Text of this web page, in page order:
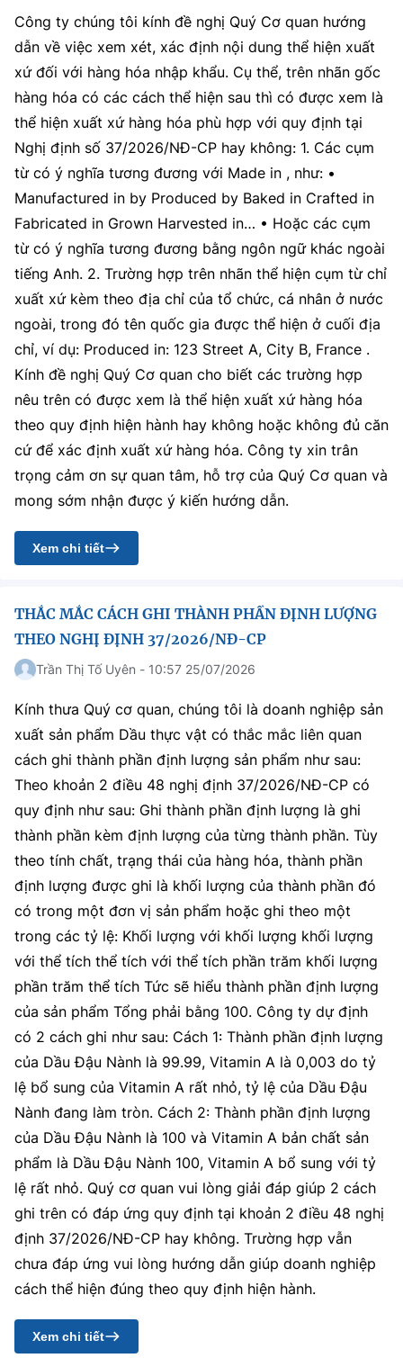
Công ty chúng tôi kính đề nghị Quý Cơ quan hướng
dẫn về việc xem xét, xác định nội dung thể hiện xuất
xứ đối với hàng hóa nhập khẩu. Cụ thể, trên nhãn gốc
hàng hóa có các cách thể hiện sau thì có được xem là
thể hiện xuất xứ hàng hóa phù hợp với quy định tại
Nghị định số 37/2026/NĐ-CP hay không: 1. Các cụm
từ có ý nghĩa tương đương với Made in , như: •
Manufactured in by Produced by Baked in Crafted in
Fabricated in Grown Harvested in… • Hoặc các cụm
từ có ý nghĩa tương đương bằng ngôn ngữ khác ngoài
tiếng Anh. 2. Trường hợp trên nhãn thể hiện cụm từ chỉ
xuất xứ kèm theo địa chỉ của tổ chức, cá nhân ở nước
ngoài, trong đó tên quốc gia được thể hiện ở cuối địa
chỉ, ví dụ: Produced in: 123 Street A, City B, France .
Kính đề nghị Quý Cơ quan cho biết các trường hợp
nêu trên có được xem là thể hiện xuất xứ hàng hóa
theo quy định hiện hành hay không hoặc không đủ căn
cứ để xác định xuất xứ hàng hóa. Công ty xin trân
trọng cảm ơn sự quan tâm, hỗ trợ của Quý Cơ quan và
mong sớm nhận được ý kiến hướng dẫn.
Xem chi tiết
THẮC MẮC CÁCH GHI THÀNH PHẦN ĐỊNH LƯỢNG
THEO NGHỊ ĐỊNH 37/2026/NĐ-CP
Trần Thị Tố Uyên - 10:57 25/07/2026
Kính thưa Quý cơ quan, chúng tôi là doanh nghiệp sản
xuất sản phẩm Dầu thực vật có thắc mắc liên quan
cách ghi thành phần định lượng sản phẩm như sau:
Theo khoản 2 điều 48 nghị định 37/2026/NĐ-CP có
quy định như sau: Ghi thành phần định lượng là ghi
thành phần kèm định lượng của từng thành phần. Tùy
theo tính chất, trạng thái của hàng hóa, thành phần
định lượng được ghi là khối lượng của thành phần đó
có trong một đơn vị sản phẩm hoặc ghi theo một
trong các tỷ lệ: Khối lượng với khối lượng khối lượng
với thể tích thể tích với thể tích phần trăm khối lượng
phần trăm thể tích Tức sẽ hiểu thành phần định lượng
của sản phẩm Tổng phải bằng 100. Công ty dự định
có 2 cách ghi như sau: Cách 1: Thành phần định lượng
của Dầu Đậu Nành là 99.99, Vitamin A là 0,003 do tỷ
lệ bổ sung của Vitamin A rất nhỏ, tỷ lệ của Dầu Đậu
Nành đang làm tròn. Cách 2: Thành phần định lượng
của Dầu Đậu Nành là 100 và Vitamin A bản chất sản
phẩm là Dầu Đậu Nành 100, Vitamin A bổ sung với tỷ
lệ rất nhỏ. Quý cơ quan vui lòng giải đáp giúp 2 cách
ghi trên có đáp ứng quy định tại khoản 2 điều 48 nghị
định 37/2026/NĐ-CP hay không. Trường hợp vẫn
chưa đáp ứng vui lòng hướng dẫn giúp doanh nghiệp
cách thể hiện đúng theo quy định hiện hành.
Xem chi tiết